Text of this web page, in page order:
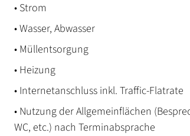
• Strom
• Wasser, Abwasser
• Müllentsorgung
• Heizung
• Internetanschluss inkl. Traffic-Flatrate
• Nutzung der Allgemeinflächen
WC, etc.) nach Terminabsprache